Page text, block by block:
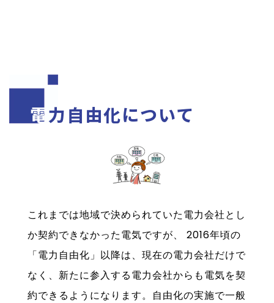
電力自由化について
これまでは地域で決められていた電力会社とし
か契約できなかった電気ですが、 2016年頃の
「電力自由化」以降は、現在の電力会社だけで
なく、新たに参入する電力会社からも電気を契
約できるようになります。自由化の実施で一般